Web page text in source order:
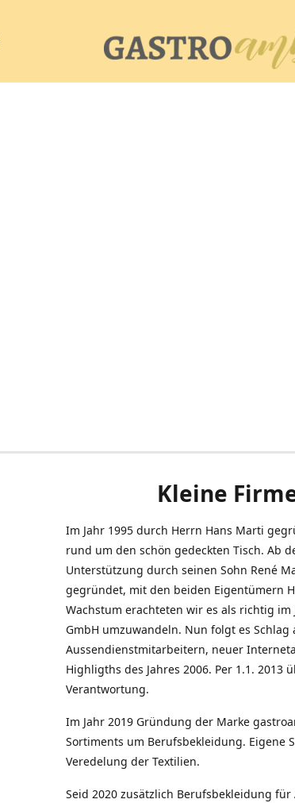
Kleine
Im Jahr 1995 durch Herrn Hans Marti
rund um den schön gedeckten Tisch. Ab
Unterstützung durch seinen Sohn René
gegründet, mit den beiden Eigentümern
Wachstum erachteten wir es als richtig
GmbH umzuwandeln. Nun folgt es
Aussendienstmitarbeitern, neuer
Highligths des Jahres 2006. Per 1.1. 2013
Verantwortung.
Im Jahr 2019 Gründung der Marke
Sortiments um Berufsbekleidung. Eigene
Veredelung der Textilien.
Seid 2020 zusätzlich Berufsbekleidung für